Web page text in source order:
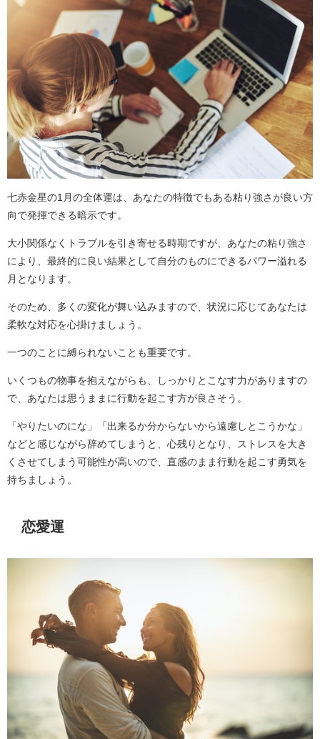
七赤金星の1月の全体運は、あなたの特徴でもある粘り強さが良い方
向で発揮できる暗示です。
大小関係なくトラブルを引き寄せる時期ですが、あなたの粘り強さ
により、最終的に良い結果として自分のものにできるパワー溢れる
月となります。
そのため、多くの変化が舞い込みますので、状況に応じてあなたは
柔軟な対応を心掛けましょう。
一つのことに縛られないことも重要です。
いくつもの物事を抱えながらも、しっかりとこなす力がありますの
で、あなたは思うままに行動を起こす方が良さそう。
「やりたいのにな」「出来るか分からないから遠慮しとこうかな」
などと感じながら辞めてしまうと、心残りとなり、ストレスを大き
くさせてしまう可能性が高いので、直感のまま行動を起こす勇気を
持ちましょう。
恋愛運